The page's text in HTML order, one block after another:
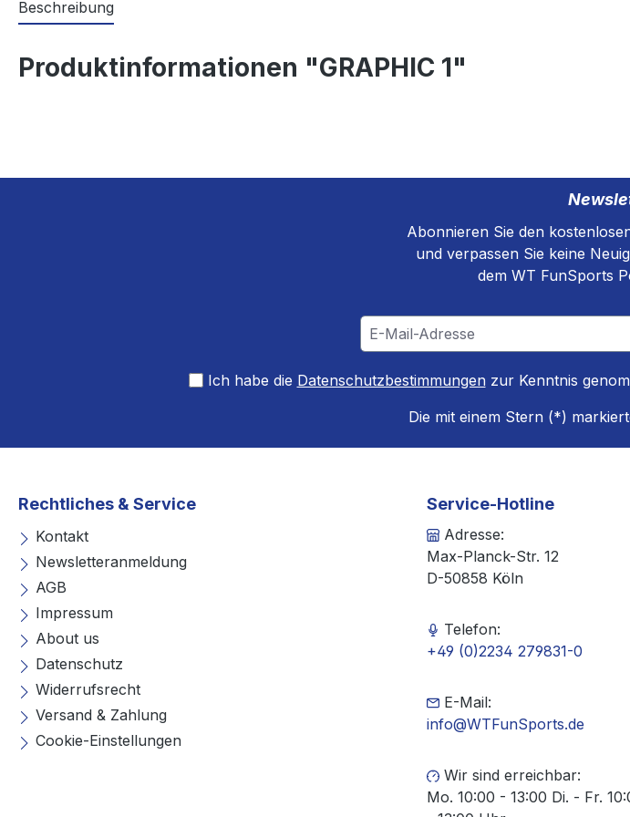
Beschreibung
Produktinformationen "GRAPHIC 1"
Abonnieren Sie den
und verpassen Sie keine
dem WT FunSports
Ich habe die Datenschutzbestimmungenzur Kenntnis
Die mit einem Stern (*)
Rechtliches & Service
Kontakt
Newsletteranmeldung
AGB
Impressum
About us
Datenschutz
Widerrufsrecht
Versand & Zahlung
Cookie-Einstellungen
Service-Hotline
Adresse:
Max-Planck-Str. 12
D-50858 Köln
Telefon:
+49 (0)2234 279831-0
E-Mail:
info@WTFunSports.de
Wir sind erreichbar:
Mo. 10:00 - 13:00 Di. - Fr.